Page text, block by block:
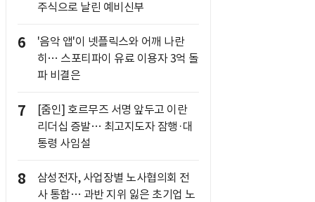
주식으로 날린 예비신부
6
'음악 앱'이 넷플릭스와 어깨 나란
히… 스포티파이 유료 이용자 3억 돌
파 비결은
7
[줌인] 호르무즈 서명 앞두고 이란
리더십 증발… 최고지도자 잠행·대
통령 사임설
8
삼성전자, 사업장별 노사협의회 전
사 통합… 과반 지위 잃은 초기업 노